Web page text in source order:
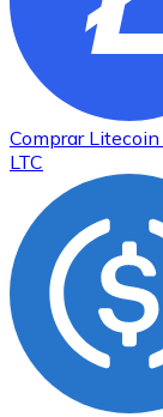
Comprar Litecoin
LTC